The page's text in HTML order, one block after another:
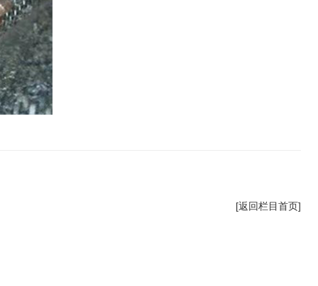
[返回栏目首页]